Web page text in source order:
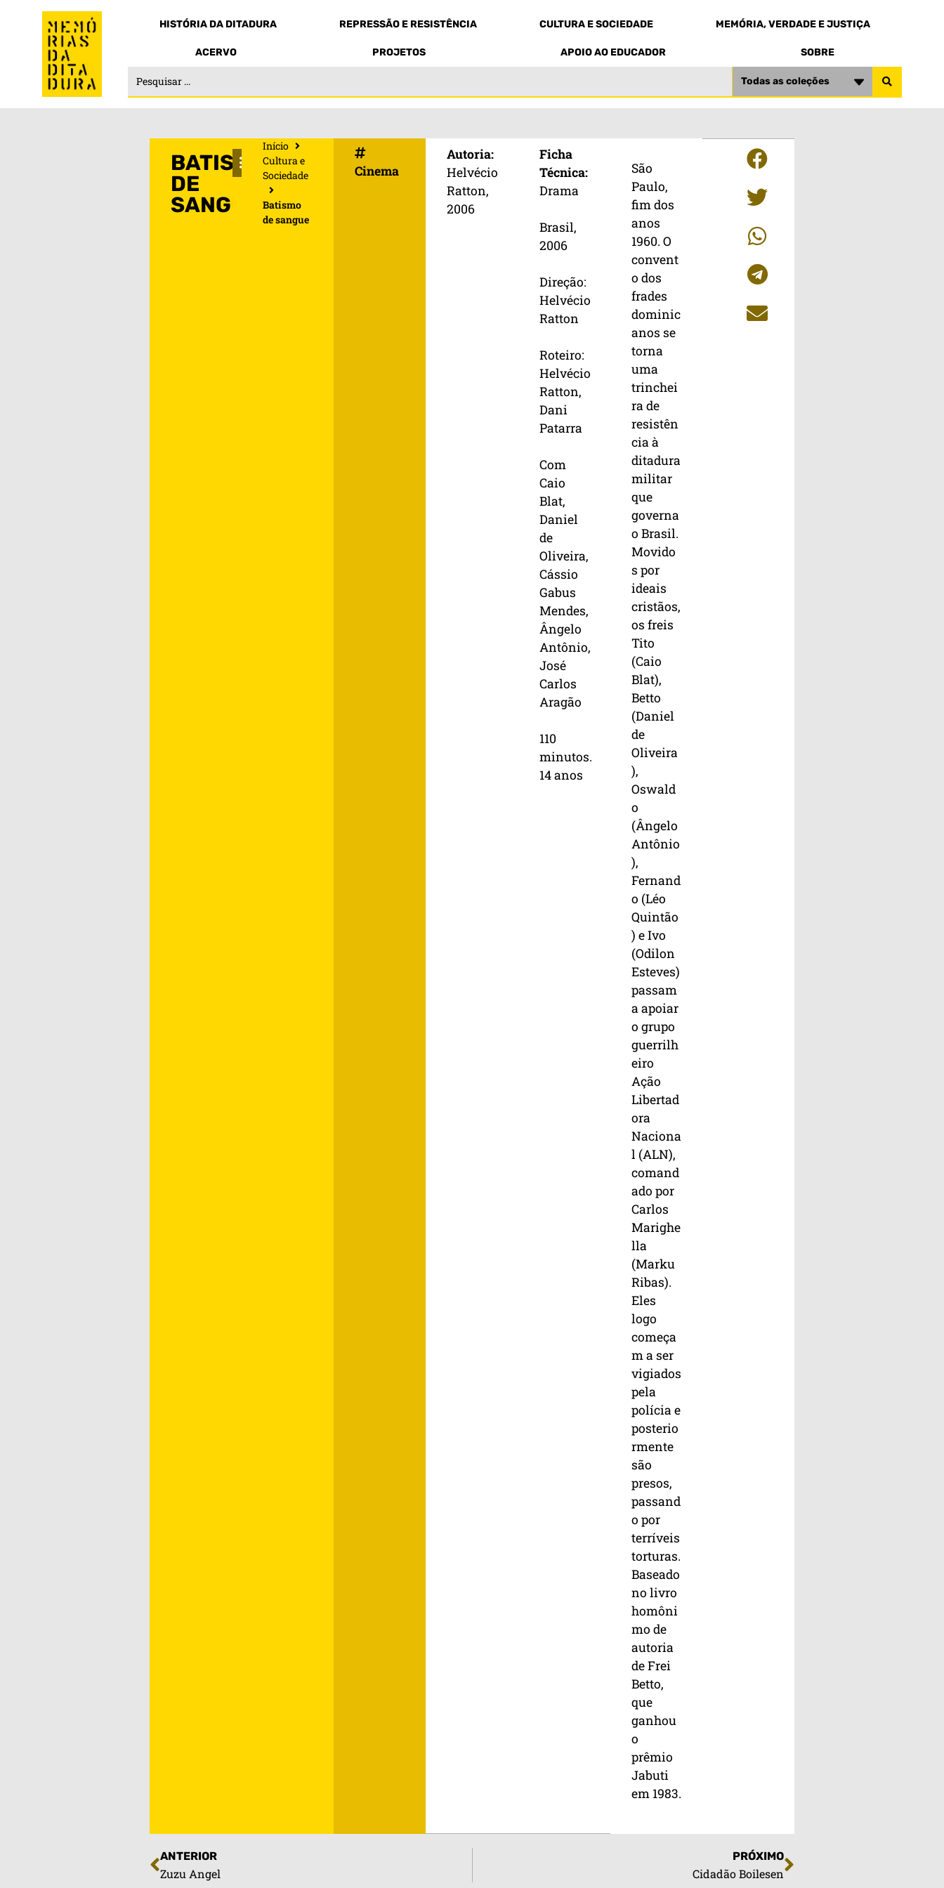
HISTÓRIA DA DITADURA REPRESSÃO E RESISTÊNCIA CULTURA E SOCIEDADE MEMÓRIA, VERDADE E JUSTIÇA
ACERVO PROJETOS APOIO AO EDUCADOR SOBRE
Todas as coleções
BATISMO
DE
SANGUE
Início
Cultura e
Sociedade
Batismo
de sangue
Cinema
Autoria:
Helvécio
Ratton,
2006
Ficha
Técnica:
Drama
Brasil,
2006
Direção:
Helvécio
Ratton
Roteiro:
Helvécio
Ratton,
Dani
Patarra
Com
Caio
Blat,
Daniel
de
Oliveira,
Cássio
Gabus
Mendes,
Ângelo
Antônio,
José
Carlos
Aragão
110
minutos.
14 anos
São
Paulo,
fim dos
anos
1960. O
convent
o dos
frades
dominic
anos se
torna
uma
trinchei
ra de
resistên
cia à
ditadura
militar
que
governa
o Brasil.
Movido
s por
ideais
cristãos,
os freis
Tito
(Caio
Blat),
Betto
(Daniel
de
Oliveira
),
Oswald
o
(Ângelo
Antônio
),
Fernand
o (Léo
Quintão
) e Ivo
(Odilon
Esteves)
passam
a apoiar
o grupo
guerrilh
eiro
Ação
Libertad
ora
Naciona
l (ALN),
comand
ado por
Carlos
Marighe
lla
(Marku
Ribas).
Eles
logo
começa
m a ser
vigiados
pela
polícia e
posterio
rmente
são
presos,
passand
o por
terríveis
torturas.
Baseado
no livro
homôni
mo de
autoria
de Frei
Betto,
que
ganhou
o
prêmio
Jabuti
em 1983.
ANTERIOR
Zuzu Angel
PRÓXIMO
Cidadão Boilesen